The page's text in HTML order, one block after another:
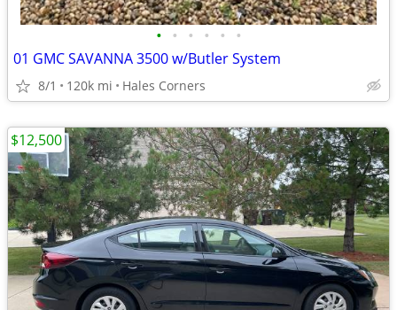
• • • • • •
01 GMC SAVANNA 3500 w/Butler System
8/1 120k mi Hales Corners
$12,500